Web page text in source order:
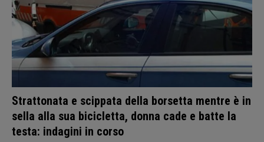
Strattonata e scippata della borsetta mentre è in
sella alla sua bicicletta, donna cade e batte la
testa: indagini in corso